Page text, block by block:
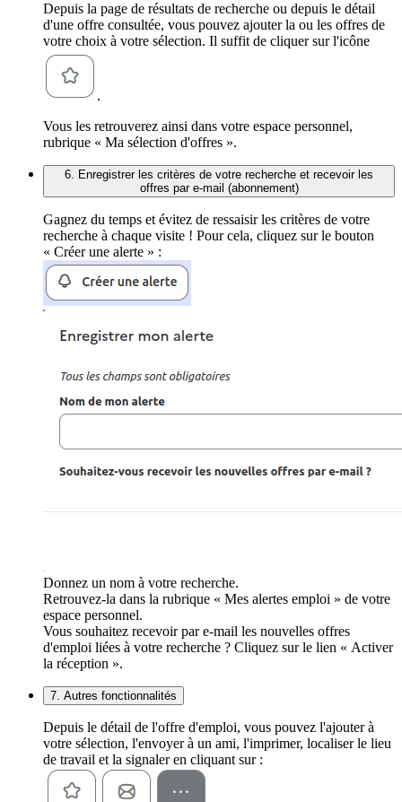
Depuis la page de résultats de recherche ou depuis le détail
d'une offre consultée, vous pouvez ajouter la ou les offres de
votre choix à votre sélection. Il suffit de cliquer sur l'icône
.
Vous les retrouverez ainsi dans votre espace personnel,
rubrique « Ma sélection d'offres ».
6. Enregistrer les critères de votre recherche et recevoir les
offres par e-mail (abonnement)
Gagnez du temps et évitez de ressaisir les critères de votre
recherche à chaque visite ! Pour cela, cliquez sur le bouton
« Créer une alerte » :
Donnez un nom à votre recherche.
Retrouvez-la dans la rubrique « Mes alertes emploi » de votre
espace personnel.
Vous souhaitez recevoir par e-mail les nouvelles offres
d'emploi liées à votre recherche ? Cliquez sur le lien « Activer
la réception ».
7. Autres fonctionnalités
Depuis le détail de l'offre d'emploi, vous pouvez l'ajouter à
votre sélection, l'envoyer à un ami, l'imprimer, localiser le lieu
de travail et la signaler en cliquant sur :